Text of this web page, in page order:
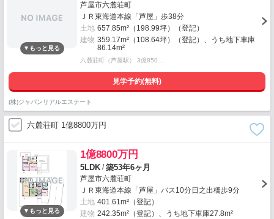
芦屋市六麓荘町
ＪＲ東海道本線「芦屋」歩38分
土地 657.85m²（198.99坪）（登記）
建物 359.17m²（108.64坪）（登記）、うち地下車庫
86.14m²
六麓荘町（芦屋駅） 3億850…
見学予約(無料)
(株)ジャパンリアルエステート
六麓荘町 1億8800万円
1億8800万円
5LDK /築53年6ヶ月
芦屋市六麓荘町
ＪＲ東海道本線「芦屋」バス10分日之出橋歩9分
土地 401.61m²（登記）
建物 242.35m²（登記）、うち地下車庫27.8m²